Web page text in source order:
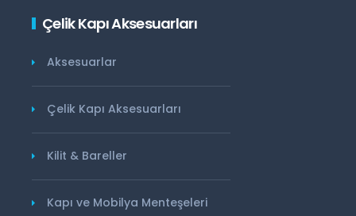
Çelik Kapı Aksesuarları
Aksesuarlar
Çelik Kapı Aksesuarları
Kilit & Bareller
Kapı ve Mobilya Menteşeleri